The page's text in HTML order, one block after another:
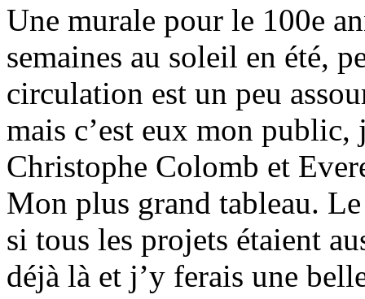
Une murale pour le 100e
semaines au soleil en été,
circulation est un peu
mais c’est eux mon
Christophe Colomb et
Mon plus grand tableau.
si tous les projets étaient
déjà là et j’y ferais une